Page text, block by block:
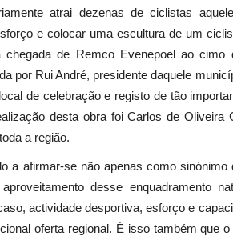
atrai dezenas de ciclistas
e colocar uma escultura de um
chegada de Remco Evenepoel ao cimo
por Rui André, presidente daquele
de celebração e registo de tão
desta obra foi Carlos de Oliveira
a região.
a afirmar-se não apenas como
desse enquadramento
actividade desportiva, esforço e
oferta regional. É isso também que